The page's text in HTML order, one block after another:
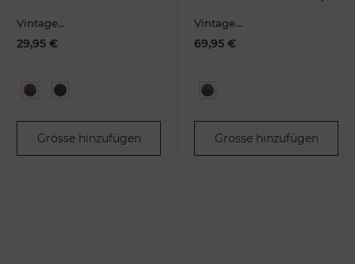
Vintage
Ausweismappe 4tlg.
brown Leder
29,95 €
Grösse hinzufügen
Vintage
Damenkombibörse
lang RFID Leder
69,95 €
Grösse hinzufügen